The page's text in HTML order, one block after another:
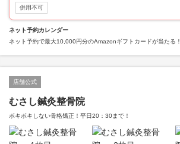
併用不可
ネット予約カレンダー
ネット予約で最大10,000円分のAmazonギフトカードが当たる！
店舗公式
むさし鍼灸整骨院
ボキボキしない骨格矯正！平日20：30まで！